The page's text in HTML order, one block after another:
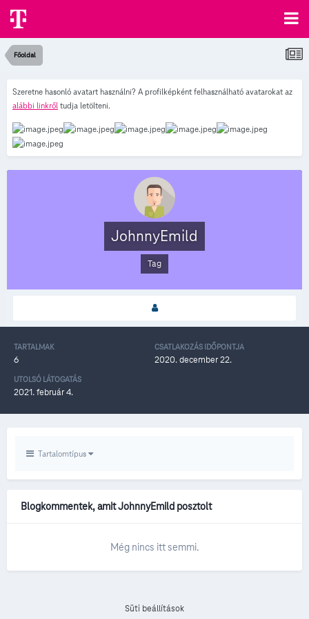
Főoldal
Szeretne hasonló avatart használni? A profilképként felhasználható avatarokat az
alábbi linkről tudja letölteni.
JohnnyEmild
Tag
TARTALMAK
6
CSATLAKOZÁS IDŐPONTJA
2020. december 22.
UTOLSÓ LÁTOGATÁS
2021. február 4.
Tartalomtípus
Blogkommentek, amit JohnnyEmild posztolt
Még nincs itt semmi.
Süti beállítások